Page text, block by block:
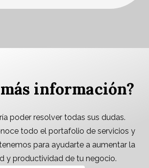
más información?
poder resolver todas sus dudas.
todo el portafolio de servicios y
para ayudarte a aumentar la
y productividad de tu negocio.